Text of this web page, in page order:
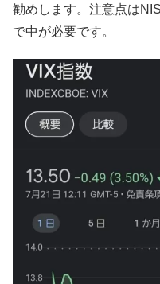
勧めします。注意点は
で中が必要です。